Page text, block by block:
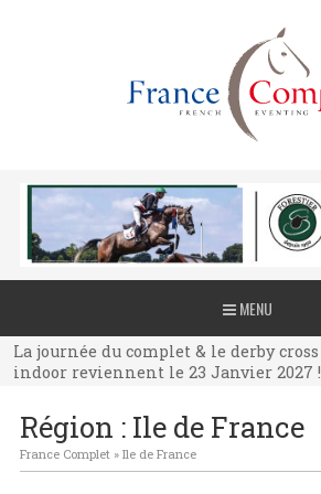
MENU
La journée du complet & le derby cross
indoor reviennent le 23 Janvier 2027 !
La journée du complet & le derby cross
indoor reviennent le 23 Janvier 2027 !
indoor reviennent le 23 Janvier 2027 !
Région : Ile de France
France Complet» Ile de France